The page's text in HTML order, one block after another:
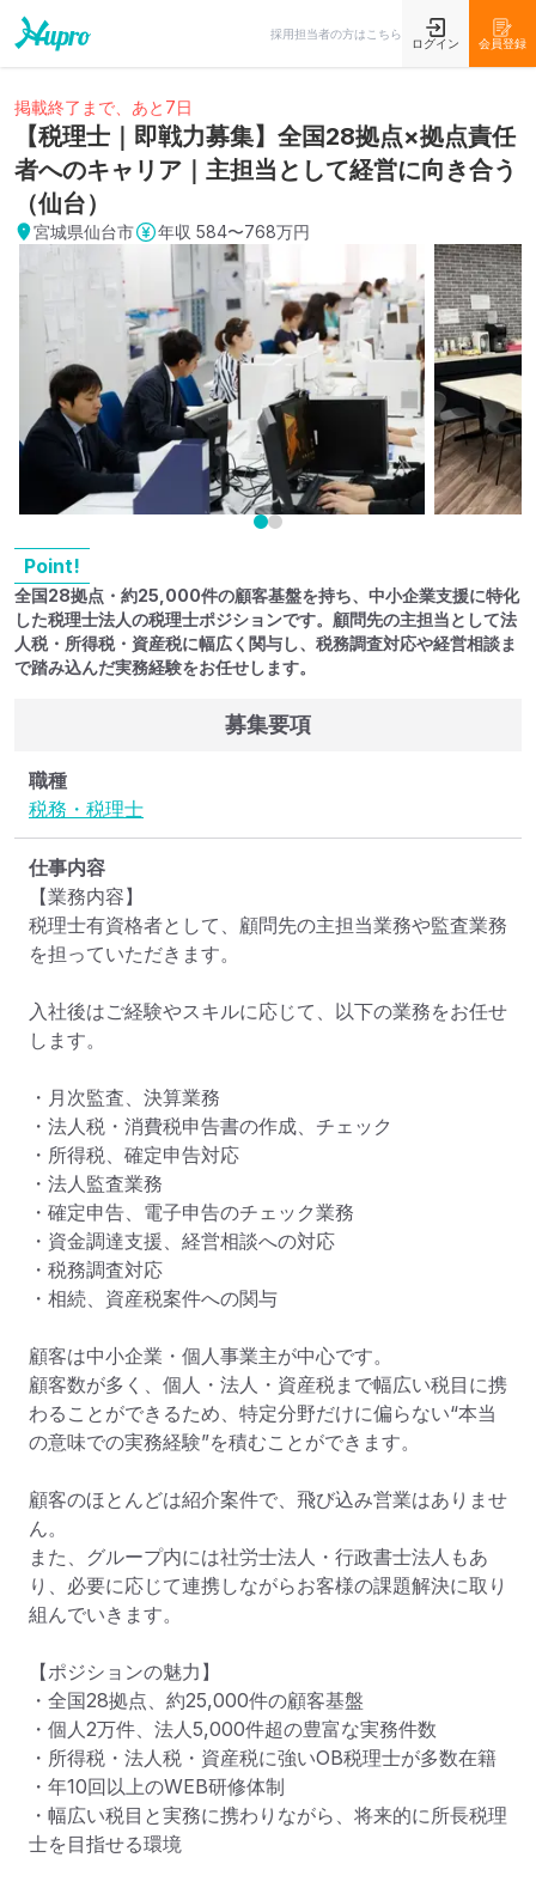
採用担当者の方はこちら
ログイン 会員登録
掲載終了まで、あと7日
【税理士｜即戦力募集】全国28拠点×拠点責任
者へのキャリア｜主担当として経営に向き合う
（仙台）
宮城県仙台市 年収 584〜768万円
Point!
全国28拠点・約25,000件の顧客基盤を持ち、中小企業支援に特化
した税理士法人の税理士ポジションです。顧問先の主担当として法
人税・所得税・資産税に幅広く関与し、税務調査対応や経営相談ま
で踏み込んだ実務経験をお任せします。
募集要項
職種
税務・税理士
仕事内容
【業務内容】
税理士有資格者として、顧問先の主担当業務や監査業務
を担っていただきます。
入社後はご経験やスキルに応じて、以下の業務をお任せ
します。
・月次監査、決算業務
・法人税・消費税申告書の作成、チェック
・所得税、確定申告対応
・法人監査業務
・確定申告、電子申告のチェック業務
・資金調達支援、経営相談への対応
・税務調査対応
・相続、資産税案件への関与
顧客は中小企業・個人事業主が中心です。
顧客数が多く、個人・法人・資産税まで幅広い税目に携
わることができるため、特定分野だけに偏らない“本当
の意味での実務経験”を積むことができます。
顧客のほとんどは紹介案件で、飛び込み営業はありませ
ん。
また、グループ内には社労士法人・行政書士法人もあ
り、必要に応じて連携しながらお客様の課題解決に取り
組んでいきます。
【ポジションの魅力】
・全国28拠点、約25,000件の顧客基盤
・個人2万件、法人5,000件超の豊富な実務件数
・所得税・法人税・資産税に強いOB税理士が多数在籍
・年10回以上のWEB研修体制
・幅広い税目と実務に携わりながら、将来的に所長税理
士を目指せる環境